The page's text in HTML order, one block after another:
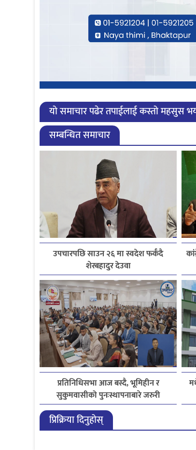
यो समाचार पढेर तपाईलाई कस्तो महसुस
सम्बन्धित समाचार
उपचारपछि साउन २६ मा स्वदेश फर्कँदै
शेरबहादुर देउवा
प्रतिनिधिसभा आज बस्दै, भूमिहीन र
सुकुमवासीको पुनःस्थापनाबारे जरुरी
प्रस्तावमाथि छलफल हुने
प्रिक्रिया दिनुहोस्